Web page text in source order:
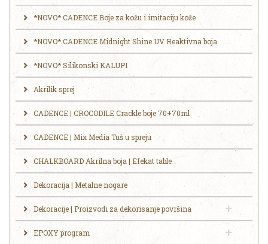
*NOVO* CADENCE Boje za kožu i imitaciju kože
*NOVO* CADENCE Midnight Shine UV Reaktivna boja
*NOVO* Silikonski KALUPI
Akrilik sprej
CADENCE | CROCODILE Crackle boje 70+70ml
CADENCE | Mix Media Tuš u spreju
CHALKBOARD Akrilna boja | Efekat table
Dekoracija | Metalne nogare
Dekoracije | Proizvodi za dekorisanje površina
EPOXY program